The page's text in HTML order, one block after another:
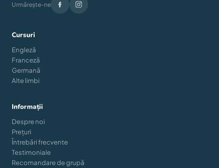
Urmărește-ne
Cursuri
Engleză
Franceză
Germană
Alte limbi
Informații
Despre noi
Prețuri
Întrebări frecvente
Testimoniale
Recomandare de grupă